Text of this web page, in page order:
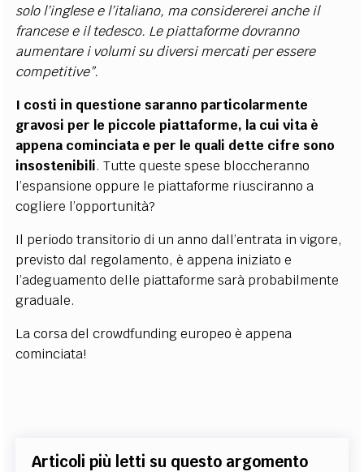
solo l’inglese e l’italiano, ma considererei anche il
francese e il tedesco. Le piattaforme dovranno
aumentare i volumi su diversi mercati per essere
competitive”.
I costi in questione saranno particolarmente
gravosi per le piccole piattaforme, la cui vita è
appena cominciata e per le quali dette cifre sono
insostenibili. Tutte queste spese bloccheranno
l’espansione oppure le piattaforme riusciranno a
cogliere l’opportunità?
Il periodo transitorio di un anno dall’entrata in vigore,
previsto dal regolamento, è appena iniziato e
l’adeguamento delle piattaforme sarà probabilmente
graduale.
La corsa del crowdfunding europeo è appena
cominciata!
Articoli più letti su questo argomento